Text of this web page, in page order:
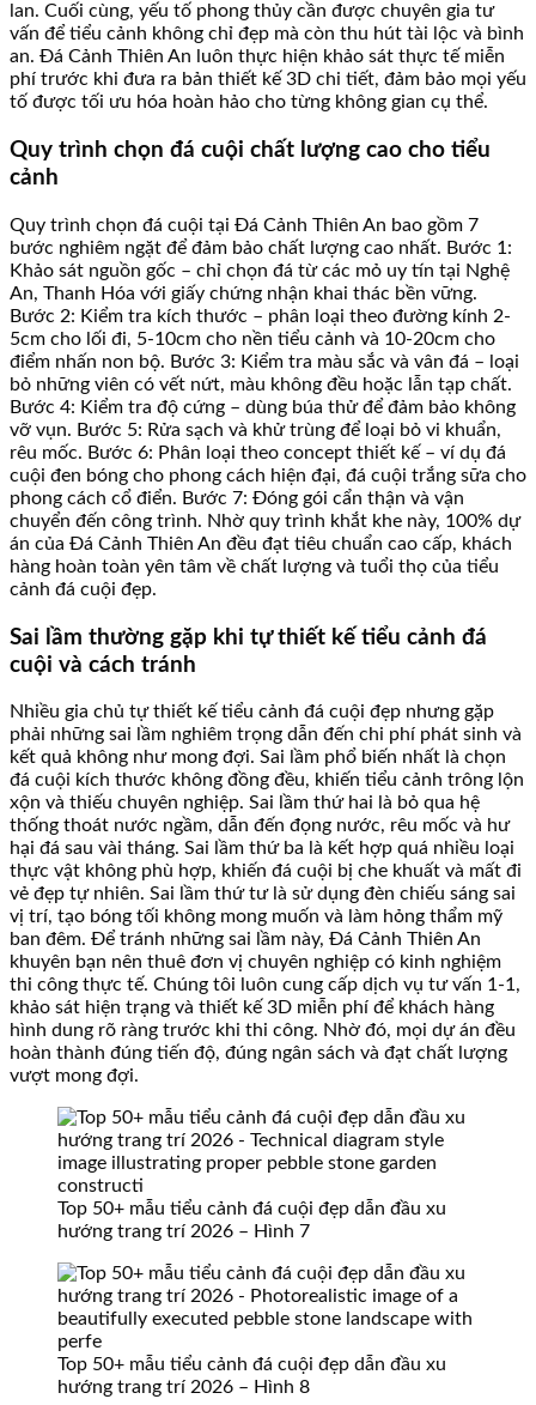
lan. Cuối cùng, yếu tố phong thủy cần được chuyên gia tư
vấn để tiểu cảnh không chỉ đẹp mà còn thu hút tài lộc và bình
an. Đá Cảnh Thiên An luôn thực hiện khảo sát thực tế miễn
phí trước khi đưa ra bản thiết kế 3D chi tiết, đảm bảo mọi yếu
tố được tối ưu hóa hoàn hảo cho từng không gian cụ thể.
Quy trình chọn đá cuội chất lượng cao cho tiểu
cảnh
Quy trình chọn đá cuội tại Đá Cảnh Thiên An bao gồm 7
bước nghiêm ngặt để đảm bảo chất lượng cao nhất. Bước 1:
Khảo sát nguồn gốc – chỉ chọn đá từ các mỏ uy tín tại Nghệ
An, Thanh Hóa với giấy chứng nhận khai thác bền vững.
Bước 2: Kiểm tra kích thước – phân loại theo đường kính 2-
5cm cho lối đi, 5-10cm cho nền tiểu cảnh và 10-20cm cho
điểm nhấn non bộ. Bước 3: Kiểm tra màu sắc và vân đá – loại
bỏ những viên có vết nứt, màu không đều hoặc lẫn tạp chất.
Bước 4: Kiểm tra độ cứng – dùng búa thử để đảm bảo không
vỡ vụn. Bước 5: Rửa sạch và khử trùng để loại bỏ vi khuẩn,
rêu mốc. Bước 6: Phân loại theo concept thiết kế – ví dụ đá
cuội đen bóng cho phong cách hiện đại, đá cuội trắng sữa cho
phong cách cổ điển. Bước 7: Đóng gói cẩn thận và vận
chuyển đến công trình. Nhờ quy trình khắt khe này, 100% dự
án của Đá Cảnh Thiên An đều đạt tiêu chuẩn cao cấp, khách
hàng hoàn toàn yên tâm về chất lượng và tuổi thọ của tiểu
cảnh đá cuội đẹp.
Sai lầm thường gặp khi tự thiết kế tiểu cảnh đá
cuội và cách tránh
Nhiều gia chủ tự thiết kế tiểu cảnh đá cuội đẹp nhưng gặp
phải những sai lầm nghiêm trọng dẫn đến chi phí phát sinh và
kết quả không như mong đợi. Sai lầm phổ biến nhất là chọn
đá cuội kích thước không đồng đều, khiến tiểu cảnh trông lộn
xộn và thiếu chuyên nghiệp. Sai lầm thứ hai là bỏ qua hệ
thống thoát nước ngầm, dẫn đến đọng nước, rêu mốc và hư
hại đá sau vài tháng. Sai lầm thứ ba là kết hợp quá nhiều loại
thực vật không phù hợp, khiến đá cuội bị che khuất và mất đi
vẻ đẹp tự nhiên. Sai lầm thứ tư là sử dụng đèn chiếu sáng sai
vị trí, tạo bóng tối không mong muốn và làm hỏng thẩm mỹ
ban đêm. Để tránh những sai lầm này, Đá Cảnh Thiên An
khuyên bạn nên thuê đơn vị chuyên nghiệp có kinh nghiệm
thi công thực tế. Chúng tôi luôn cung cấp dịch vụ tư vấn 1-1,
khảo sát hiện trạng và thiết kế 3D miễn phí để khách hàng
hình dung rõ ràng trước khi thi công. Nhờ đó, mọi dự án đều
hoàn thành đúng tiến độ, đúng ngân sách và đạt chất lượng
vượt mong đợi.
Top 50+ mẫu tiểu cảnh đá cuội đẹp dẫn đầu xu
hướng trang trí 2026 – Hình 7
Top 50+ mẫu tiểu cảnh đá cuội đẹp dẫn đầu xu
hướng trang trí 2026 – Hình 8